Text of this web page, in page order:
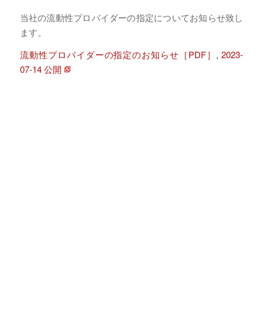
当社の流動性プロバイダーの指定についてお知らせ致し
ます。
流動性プロバイダーの指定のお知らせ［PDF］, 2023-
07-14 公開